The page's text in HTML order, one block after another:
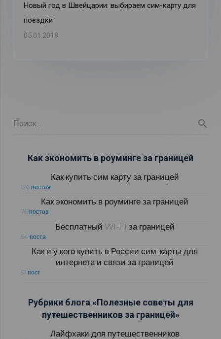
Новый год в Швейцарии: выбираем сим-карту для
поездки
05.01.2018
Как экономить в роуминге за границей
Как купить сим карту за границей
126 постов
Как экономить в роуминге за границей
76 постов
Бесплатный WI-FI за границей
54 поста
Как и у кого купить в России сим-карты для
интернета и связи за границей
51 пост
Рубрики блога «Полезные советы для
путешественников за границей»
Лайфхаки для путешественников